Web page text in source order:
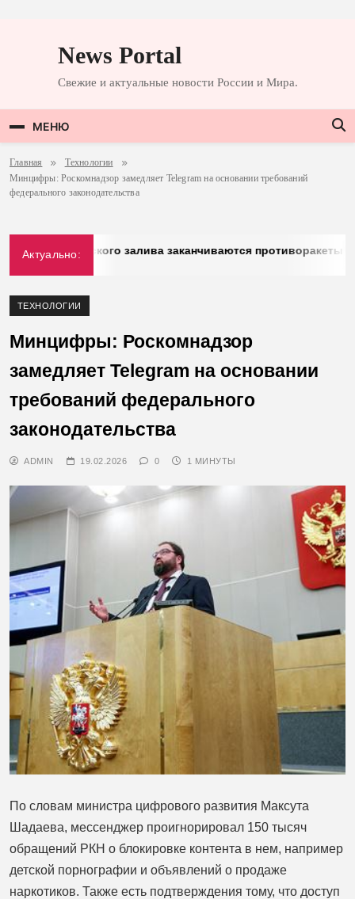
содержимомуNews Portal
Свежие и актуальные новости России и Мира.
МЕНЮ
Главная
Технологии
Минцифры: Роскомнадзор замедляет Telegram на основании требований
федерального законодательства
Актуально:
Персидского залива заканчиваются противоракеты
ТЕХНОЛОГИИ
Минцифры: Роскомнадзор
замедляет Telegram на основании
требований федерального
законодательства
ADMIN 19.02.2026 0 1 МИНУТЫ
По словам министра цифрового развития Максута
Шадаева, мессенджер проигнорировал 150 тысяч
обращений РКН о блокировке контента в нем, например
детской порнографии и объявлений о продаже
наркотиков. Также есть подтверждения тому, что доступ